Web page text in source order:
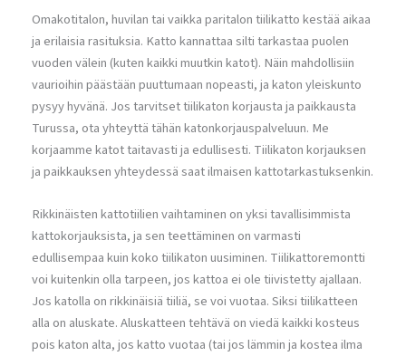
Omakotitalon, huvilan tai vaikka paritalon tiilikatto kestää aikaa
ja erilaisia rasituksia. Katto kannattaa silti tarkastaa puolen
vuoden välein (kuten kaikki muutkin katot). Näin mahdollisiin
vaurioihin päästään puuttumaan nopeasti, ja katon yleiskunto
pysyy hyvänä. Jos tarvitset tiilikaton korjausta ja paikkausta
Turussa, ota yhteyttä tähän katonkorjauspalveluun. Me
korjaamme katot taitavasti ja edullisesti. Tiilikaton korjauksen
ja paikkauksen yhteydessä saat ilmaisen kattotarkastuksenkin.
Rikkinäisten kattotiilien vaihtaminen on yksi tavallisimmista
kattokorjauksista, ja sen teettäminen on varmasti
edullisempaa kuin koko tiilikaton uusiminen. Tiilikattoremontti
voi kuitenkin olla tarpeen, jos kattoa ei ole tiivistetty ajallaan.
Jos katolla on rikkinäisiä tiiliä, se voi vuotaa. Siksi tiilikatteen
alla on aluskate. Aluskatteen tehtävä on viedä kaikki kosteus
pois katon alta, jos katto vuotaa (tai jos lämmin ja kostea ilma